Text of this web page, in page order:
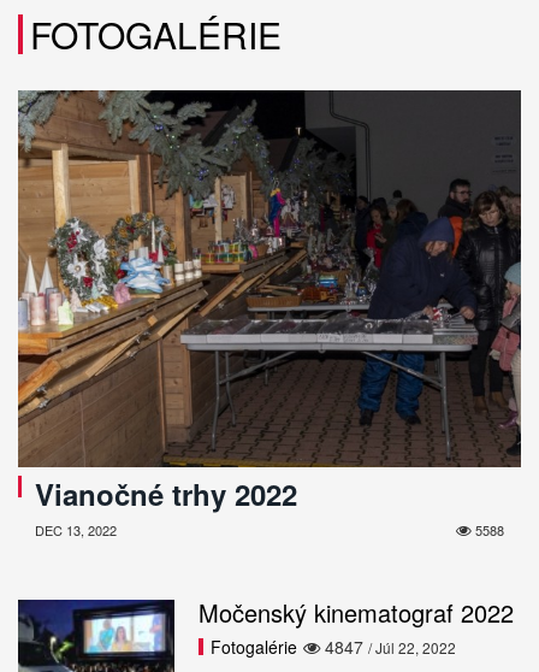
FOTOGALÉRIE
Vianočné trhy 2022
5588
DEC 13, 2022
Močenský kinematograf 2022
4847
Fotogalérie / Júl 22, 2022